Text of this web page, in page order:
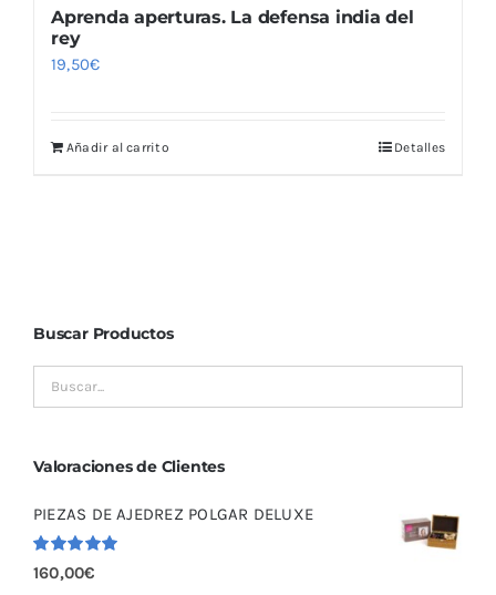
Aprenda aperturas. La defensa india del
rey
19,50€
Añadir al carrito Detalles
Buscar Productos
Valoraciones de Clientes
PIEZAS DE AJEDREZ POLGAR DELUXE
Valorado
con 5.00
160,00€